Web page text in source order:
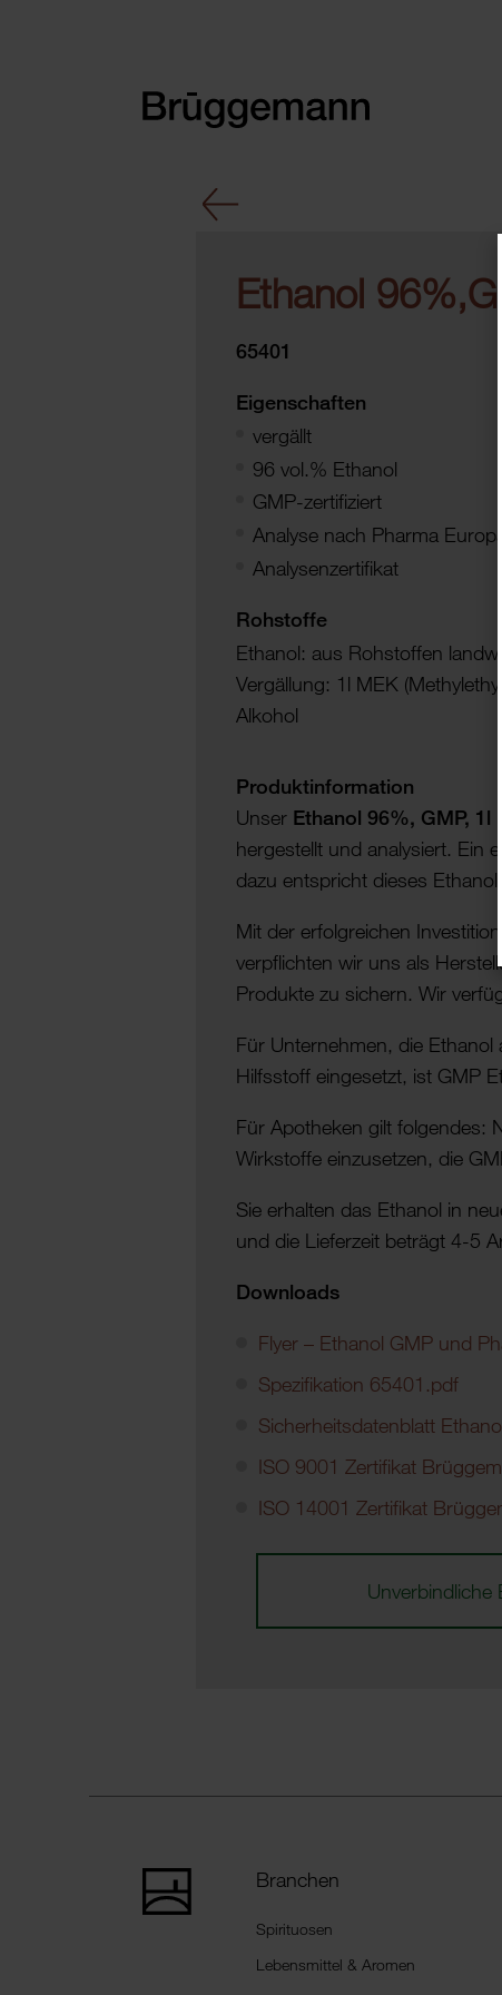
Ethanol
65401
Eigenschaften
vergällt
96 vol.% Ethanol
GMP-zertifiziert
Analyse nach Pharma Europa
Analysenzertifikat
Rohstoffe
Ethanol: aus Rohstoffen
Vergällung: 1l MEK
Alkohol
Produktinformation
Unser Ethanol 96%, GMP, 1l
hergestellt und analysiert. Ein
dazu entspricht dieses Ethanol
Mit der erfolgreichen Investition
verpflichten wir uns als
Produkte zu sichern. Wir
Für Unternehmen, die
Hilfsstoff eingesetzt, ist GMP
Für Apotheken gilt folgendes:
Wirkstoffe einzusetzen, die
Sie erhalten das Ethanol in
und die Lieferzeit beträgt 4-5
Downloads
Flyer – Ethanol GMP und
Spezifikation 65401.pdf
Sicherheitsdatenblatt
ISO 9001 Zertifikat
ISO 14001 Zertifikat
Unverbindliche
Branchen
Spirituosen
Lebensmittel & Aromen